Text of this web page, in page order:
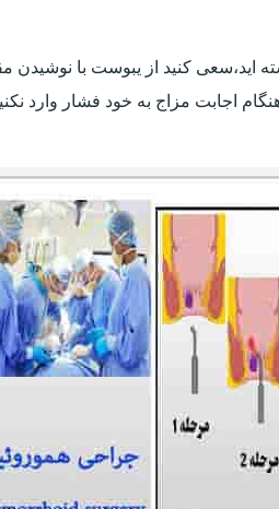
اید،سعی کنید از یبوست با
اجابت مزاج به خود فشار وارد